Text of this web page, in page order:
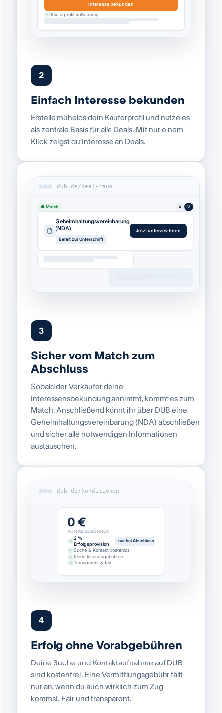
Interesse bekunden
Käuferprofil vollständig
2
Einfach Interesse bekunden
Erstelle mühelos dein Käuferprofil und nutze es
als zentrale Basis für alle Deals. Mit nur einem
Klick zeigst du Interesse an Deals.
dub.de/deal-raum
● Match K V
Geheimhaltungsvereinbarung
(NDA)
Bereit zur Unterschrift
Jetzt unterzeichnen
3
Sicher vom Match zum
Abschluss
Sobald der Verkäufer deine
Interessensbekundung annimmt, kommt es zum
Match. Anschließend könnt ihr über DUB eine
Geheimhaltungsvereinbarung (NDA) abschließen
und sicher alle notwendigen Informationen
austauschen.
dub.de/konditionen
0 €
VORABGEBÜHREN
2 %
Erfolgsprovision
nur bei Abschluss
Suche & Kontakt kostenlos
Keine Inseratsgebühren
Transparent & fair
4
Erfolg ohne Vorabgebühren
Deine Suche und Kontaktaufnahme auf DUB
sind kostenfrei. Eine Vermittlungsgebühr fällt
nur an, wenn du auch wirklich zum Zug
kommst. Fair und transparent.